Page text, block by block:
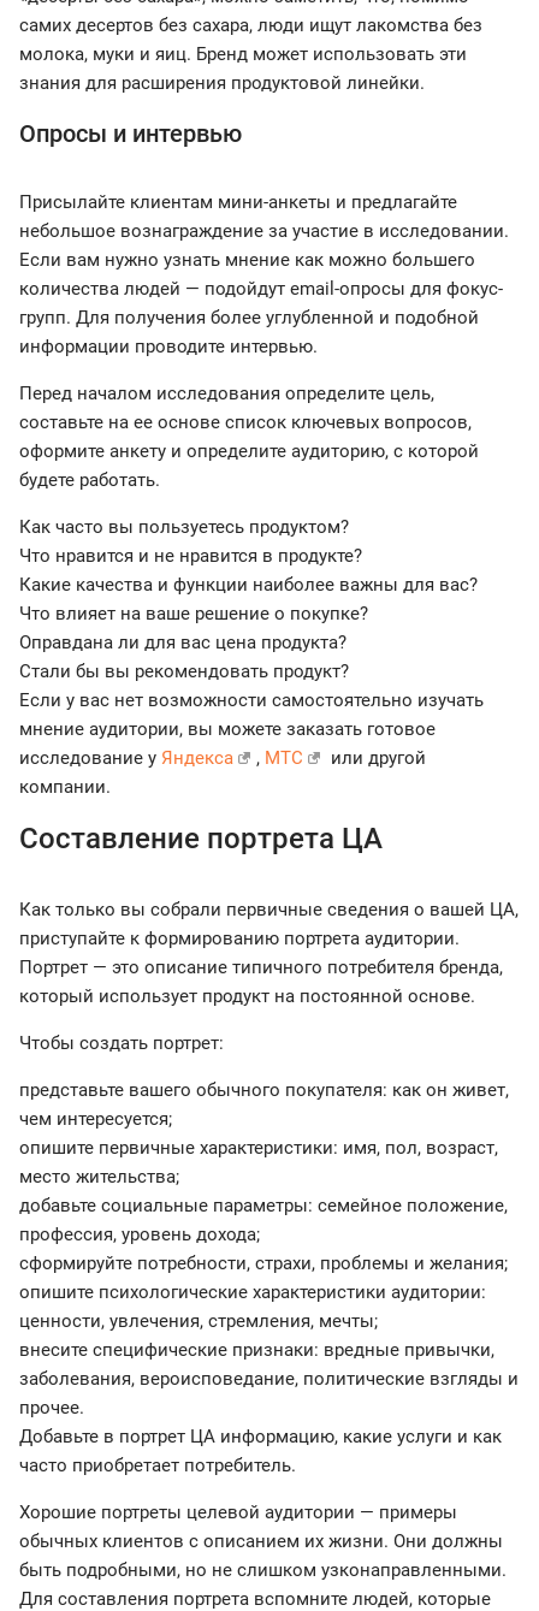
самих десертов без сахара, люди ищут лакомства без
молока, муки и яиц. Бренд может использовать эти
знания для расширения продуктовой линейки.
Опросы и интервью
Присылайте клиентам мини-анкеты и предлагайте
небольшое вознаграждение за участие в исследовании.
Если вам нужно узнать мнение как можно большего
количества людей — подойдут email-опросы для фокус-
групп. Для получения более углубленной и подобной
информации проводите интервью.
Перед началом исследования определите цель,
составьте на ее основе список ключевых вопросов,
оформите анкету и определите аудиторию, с которой
будете работать.
Как часто вы пользуетесь продуктом?
Что нравится и не нравится в продукте?
Какие качества и функции наиболее важны для вас?
Что влияет на ваше решение о покупке?
Оправдана ли для вас цена продукта?
Стали бы вы рекомендовать продукт?
Если у вас нет возможности самостоятельно изучать
мнение аудитории, вы можете заказать готовое
исследование у Яндекса , МТС
или другой
компании.
Составление портрета ЦА
Как только вы собрали первичные сведения о вашей ЦА,
приступайте к формированию портрета аудитории.
Портрет — это описание типичного потребителя бренда,
который использует продукт на постоянной основе.
Чтобы создать портрет:
представьте вашего обычного покупателя: как он живет,
чем интересуется;
опишите первичные характеристики: имя, пол, возраст,
место жительства;
добавьте социальные параметры: семейное положение,
профессия, уровень дохода;
сформируйте потребности, страхи, проблемы и желания;
опишите психологические характеристики аудитории:
ценности, увлечения, стремления, мечты;
внесите специфические признаки: вредные привычки,
заболевания, вероисповедание, политические взгляды и
прочее.
Добавьте в портрет ЦА информацию, какие услуги и как
часто приобретает потребитель.
Хорошие портреты целевой аудитории — примеры
обычных клиентов с описанием их жизни. Они должны
быть подробными, но не слишком узконаправленными.
Для составления портрета вспомните людей, которые